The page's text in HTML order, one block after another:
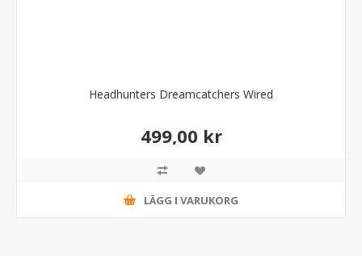
Headhunters Dreamcatchers Wired
499,00 kr
LÄGG I VARUKORG